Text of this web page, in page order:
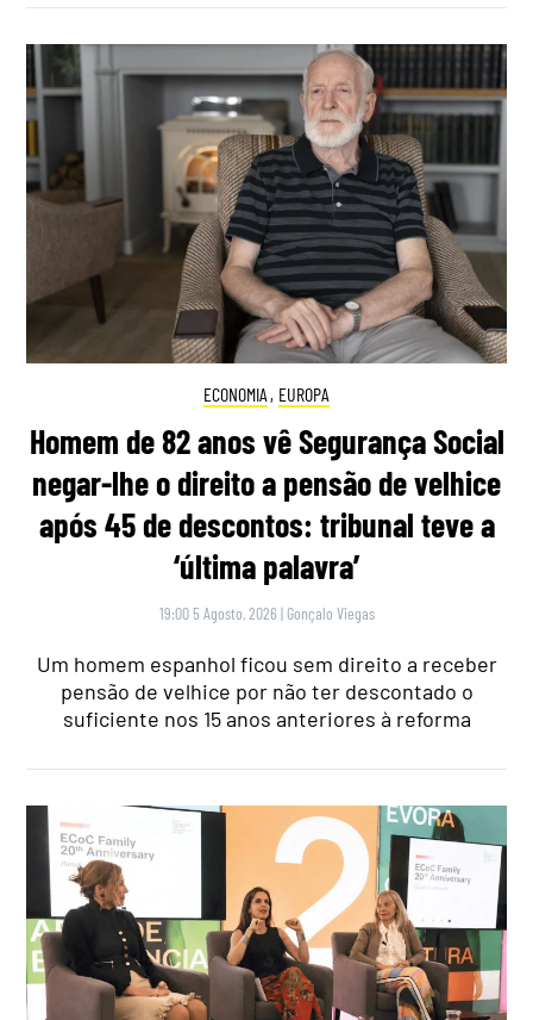
ECONOMIA , EUROPA
Homem de 82 anos vê Segurança Social
negar-lhe o direito a pensão de velhice
após 45 de descontos: tribunal teve a
‘última palavra’
19:00 5 Agosto, 2026 | Gonçalo Viegas
Um homem espanhol ficou sem direito a receber
pensão de velhice por não ter descontado o
suficiente nos 15 anos anteriores à reforma